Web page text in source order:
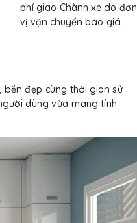
phí giao Chành xe do đơn
vị vận chuyển báo giá.
đẹp cùng thời gian sử
dùng vừa mang tính